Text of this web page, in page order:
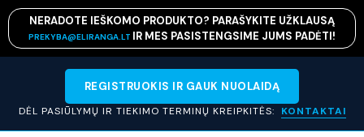
NERADOTE IEŠKOMO PRODUKTO? PARAŠYKITE UŽKLAUSĄ
PREKYBA@ELIRANGA.LT IR MES PASISTENGSIME JUMS PADĖTI!
REGISTRUOKIS IR GAUK NUOLAIDĄ
DĖL PASIŪLYMŲ IR TIEKIMO TERMINŲ KREIPKITĖS: KONTAKTAI